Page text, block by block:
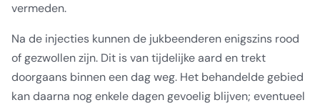
vermeden.
Na de injecties kunnen de jukbeenderen enigszins rood
of gezwollen zijn. Dit is van tijdelijke aard en trekt
doorgaans binnen een dag weg. Het behandelde gebied
kan daarna nog enkele dagen gevoelig blijven; eventueel